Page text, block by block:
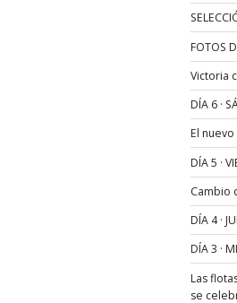
FOTOS
Victoria
DÍA 6 ·
El
DÍA 5 ·
Cambio
DÍA 4 ·
DÍA 3 ·
Las
se